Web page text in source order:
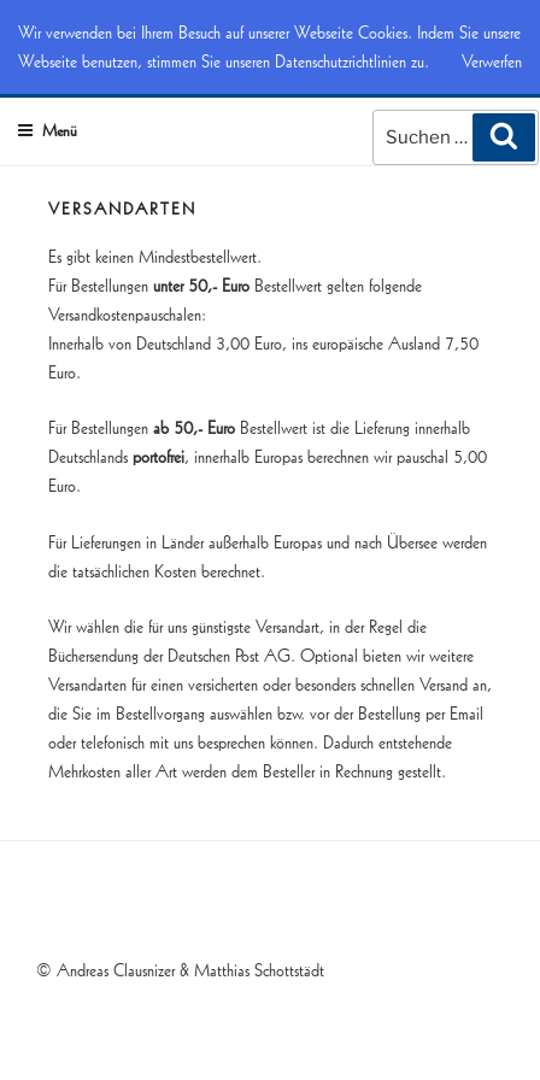
Inhalt
springen
Musikverlag Rainer Schottstädt, Köln
Musikverlag für Holzbläser
Menü
Suchen
VERSANDARTEN
Es gibt keinen Mindestbestellwert.
Für Bestellungen unter 50,- Euro Bestellwert gelten folgende
Versandkostenpauschalen:
Innerhalb von Deutschland 3,00 Euro, ins europäische Ausland 7,50
Euro.
Für Bestellungen ab 50,- Euro Bestellwert ist die Lieferung innerhalb
Deutschlands portofrei, innerhalb Europas berechnen wir pauschal 5,00
Euro.
Für Lieferungen in Länder außerhalb Europas und nach Übersee werden
die tatsächlichen Kosten berechnet.
Wir wählen die für uns günstigste Versandart, in der Regel die
Büchersendung der Deutschen Post AG. Optional bieten wir weitere
Versandarten für einen versicherten oder besonders schnellen Versand an,
die Sie im Bestellvorgang auswählen bzw. vor der Bestellung per Email
oder telefonisch mit uns besprechen können. Dadurch entstehende
Mehrkosten aller Art werden dem Besteller in Rechnung gestellt.
© Andreas Clausnizer & Matthias Schottstädt
Wir verwenden bei Ihrem Besuch auf unserer Webseite Cookies. Indem Sie unsere
Webseite benutzen, stimmen Sie unseren Datenschutzrichtlinien zu.
Verwerfen